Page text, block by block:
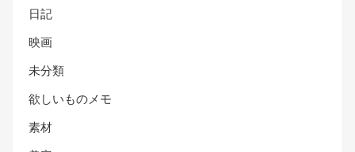
日記
映画
未分類
欲しいものメモ
素材